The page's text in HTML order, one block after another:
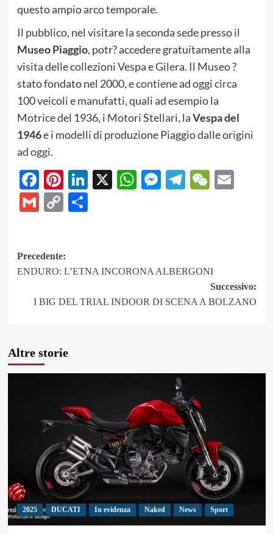
questo ampio arco temporale.
Il pubblico, nel visitare la seconda sede presso il
Museo Piaggio, potr? accedere gratuitamente alla
visita delle collezioni Vespa e Gilera. Il Museo ?
stato fondato nel 2000, e contiene ad oggi circa
100 veicoli e manufatti, quali ad esempio la
Motrice del 1936, i Motori Stellari, laVespa del
1946e i modelli di produzione Piaggio dalle origini
ad oggi.
Facebook
Pinterest
LinkedIn
X WhatsApp
Messenger
Telegram
Gmail
CopyShare
Navigazione
articolo
Precedente:
ENDURO: L’ETNA INCORONA ALBERGONI
Successivo:
I BIG DEL TRIAL INDOOR DI SCENA A BOLZANO
Altre storie
2025 DUCATI In evidenza Naked News Sport